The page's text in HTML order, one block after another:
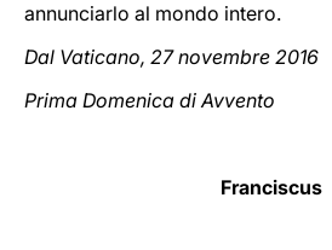
annunciarlo al mondo intero.
Dal Vaticano, 27 novembre 2016
Prima Domenica di Avvento
Franciscus